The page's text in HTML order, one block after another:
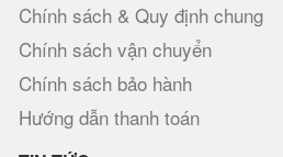
Chính sách & Quy định chung
Chính sách vận chuyển
Chính sách bảo hành
Hướng dẫn thanh toán